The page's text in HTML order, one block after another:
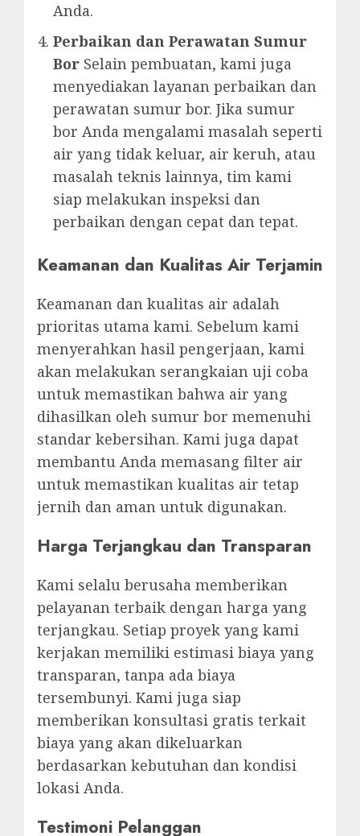
Anda.
Perbaikan dan Perawatan Sumur
Bor Selain pembuatan, kami juga
menyediakan layanan perbaikan dan
perawatan sumur bor. Jika sumur
bor Anda mengalami masalah seperti
air yang tidak keluar, air keruh, atau
masalah teknis lainnya, tim kami
siap melakukan inspeksi dan
perbaikan dengan cepat dan tepat.
Keamanan dan Kualitas Air Terjamin
Keamanan dan kualitas air adalah
prioritas utama kami. Sebelum kami
menyerahkan hasil pengerjaan, kami
akan melakukan serangkaian uji coba
untuk memastikan bahwa air yang
dihasilkan oleh sumur bor memenuhi
standar kebersihan. Kami juga dapat
membantu Anda memasang filter air
untuk memastikan kualitas air tetap
jernih dan aman untuk digunakan.
Harga Terjangkau dan Transparan
Kami selalu berusaha memberikan
pelayanan terbaik dengan harga yang
terjangkau. Setiap proyek yang kami
kerjakan memiliki estimasi biaya yang
transparan, tanpa ada biaya
tersembunyi. Kami juga siap
memberikan konsultasi gratis terkait
biaya yang akan dikeluarkan
berdasarkan kebutuhan dan kondisi
lokasi Anda.
Testimoni Pelanggan